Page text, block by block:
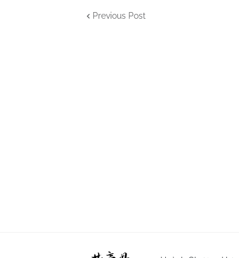
Previous Post